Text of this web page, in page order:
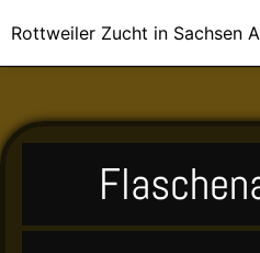
Rottweiler Zucht in Sachsen